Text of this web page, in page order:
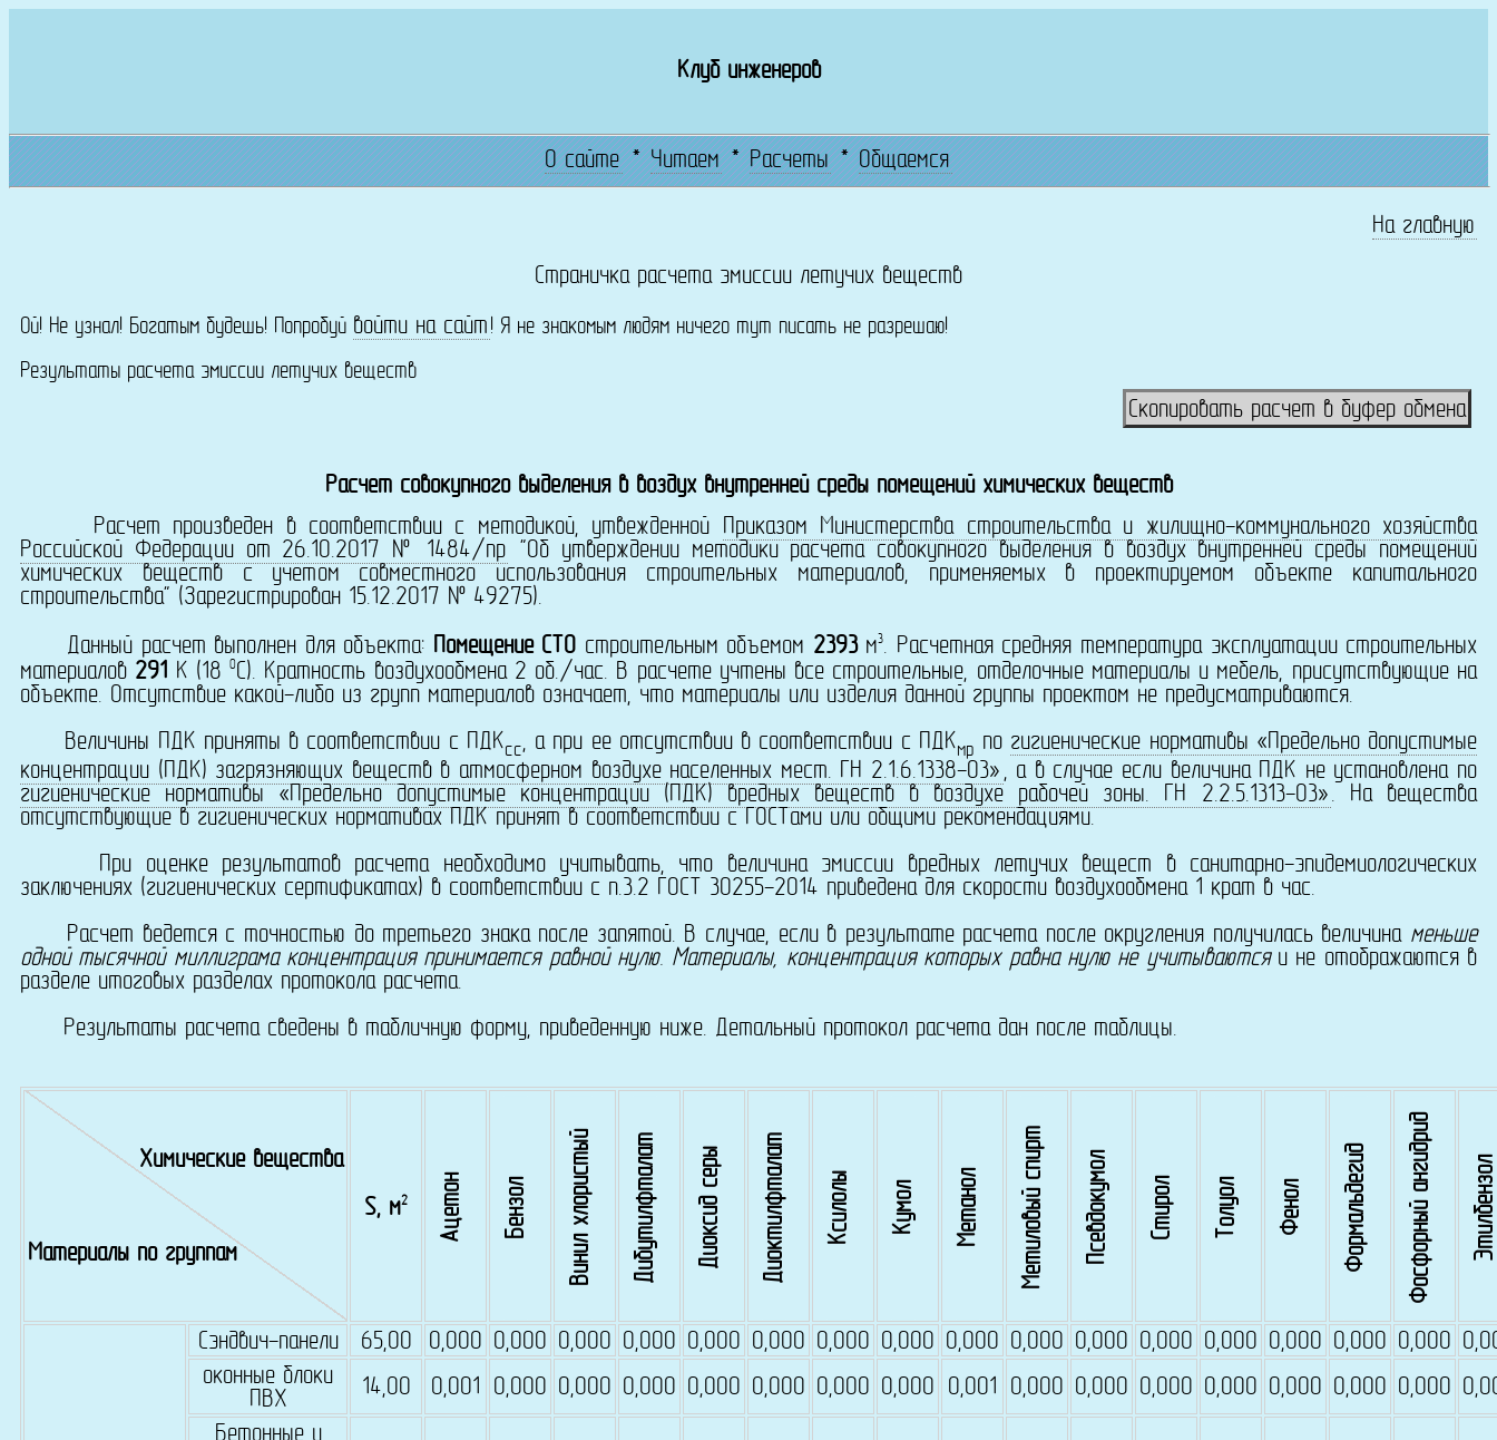
Клуб инженеров
О сайте*Читаем*Расчеты*Общаемся
На главную
Страничка расчета эмиссии летучих веществ
Ой! Не узнал! Богатым будешь! Попробуй войти на сайт ! Я не знакомым людям ничего тут писать не разрешаю!
Результаты расчета эмиссии летучих веществ
Скопировать расчет в буфер обмена
Расчет совокупного выделения в воздух внутренней среды помещений химических веществ
Расчет произведен в соответствии с методикой, утвежденной Приказом Министерства строительства и жилищно-коммунального хозяйства
Российской Федерации от 26.10.2017 № 1484/пр
"Об утверждении методики расчета совокупного выделения в воздух внутренней среды помещений
химических веществ с учетом совместного использования строительных материалов, применяемых в проектируемом объекте капитального
строительства" (Зарегистрирован 15.12.2017 № 49275).
Данный расчет выполнен для объекта: Помещение СТО строительным объемом 2393м3. Расчетная средняя температура эксплуатации строительных
материалов 291 K (180C). Кратность воздухообмена 2 об./час. В расчете учтены все строительные, отделочные материалы и мебель, присутствующие на
объекте. Отсутствие какой-либо из групп материалов означает, что материалы или изделия данной группы проектом не предусматриваются.
Величины ПДК приняты в соответствии с ПДКсс, а при ее отсутствии в соответствии с ПДКмр по гигиенические нормативы «Предельно допустимые
концентрации (ПДК) загрязняющих веществ в атмосферном воздухе населенных мест. ГН 2.1.6.1338-03» , а в случае если величина ПДК не установлена по
гигиенические нормативы «Предельно допустимые концентрации (ПДК) вредных веществ в воздухе рабочей зоны. ГН 2.2.5.1313-03». На вещества
отсутствующие в гигиенических нормативах ПДК принят в соответствии с ГОСТами или общими рекомендациями.
При оценке результатов расчета необходимо учитывать, что величина эмиссии вредных летучих вещест в санитарно-эпидемиологических
заключениях (гигиенических сертификатах) в соответствии с п.3.2 ГОСТ 30255-2014 приведена для скорости воздухообмена 1 крат в час.
Расчет ведется с точностью до третьего знака после запятой. В случае, если в результате расчета после округления получилась величина меньше
одной тысячной миллиграма концентрация принимается равной нулю. Материалы, концентрация которых равна нулю не учитываютсяи не отображаются в
разделе итоговых разделах протокола расчета.
Результаты расчета сведены в табличную форму, приведенную ниже. Детальный протокол расчета дан после таблицы.
Химические вещества
Материалы по группам
S, м2 Ацетон Бензол Винил хлористый Дибутилфталат Диоксид серы Диоктилфталат Ксилолы Кумол Метанол Метиловый спирт Псевдокумол Стирол Толуол Фенол Формальдегид Фосфорный ангидрид Этилбензол
Сэндвич-панели 65,00 0,000 0,000 0,000 0,000 0,000 0,000 0,000 0,000 0,000 0,000 0,000 0,000 0,000 0,000 0,000 0,000
оконные блоки
ПВХ
14,00 0,001 0,000 0,000 0,000 0,000 0,000 0,000 0,000 0,001 0,000 0,000 0,000 0,000 0,000 0,000 0,000
Бетонные и